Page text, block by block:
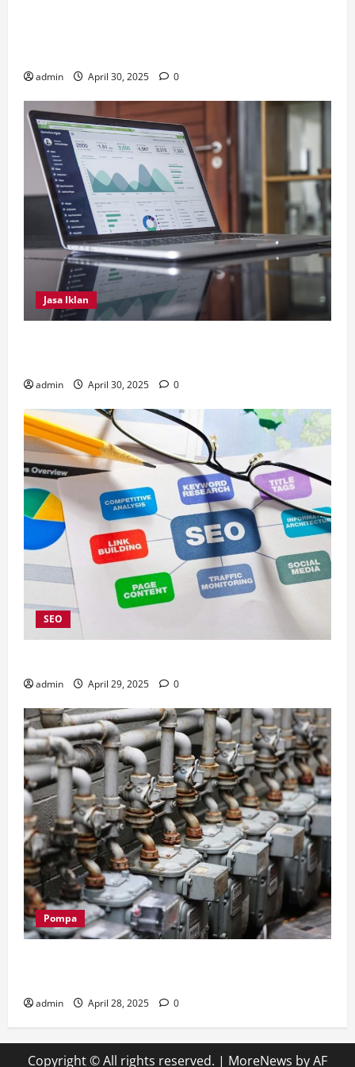
admin April 30, 2025 0
Jasa Iklan
admin April 30, 2025 0
SEO
admin April 29, 2025 0
Pompa
admin April 28, 2025 0
Copyright © All rights reserved. | MoreNews by AF